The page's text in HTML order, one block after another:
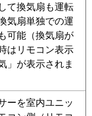
て換気扇も運転
気扇単独での運
可能（換気扇が
はリモコン表示
」が表示されま
ーを室内ユニッ